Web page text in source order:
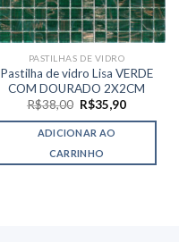
PASTILHAS DE VIDRO
Pastilha de vidro Lisa VERDE
COM DOURADO 2X2CM
R$38,00 O
preço
original
era:
R$38,00.
R$35,90O
atual
ADICIONAR AO
CARRINHO